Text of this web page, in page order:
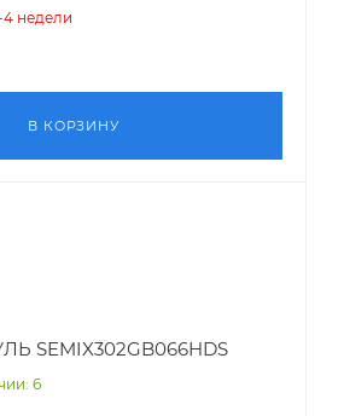
4 недели
В КОРЗИНУ
SEMIX302GB066HDS
6